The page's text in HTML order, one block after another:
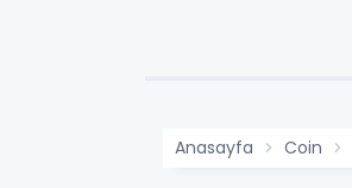
Anasayfa Coin